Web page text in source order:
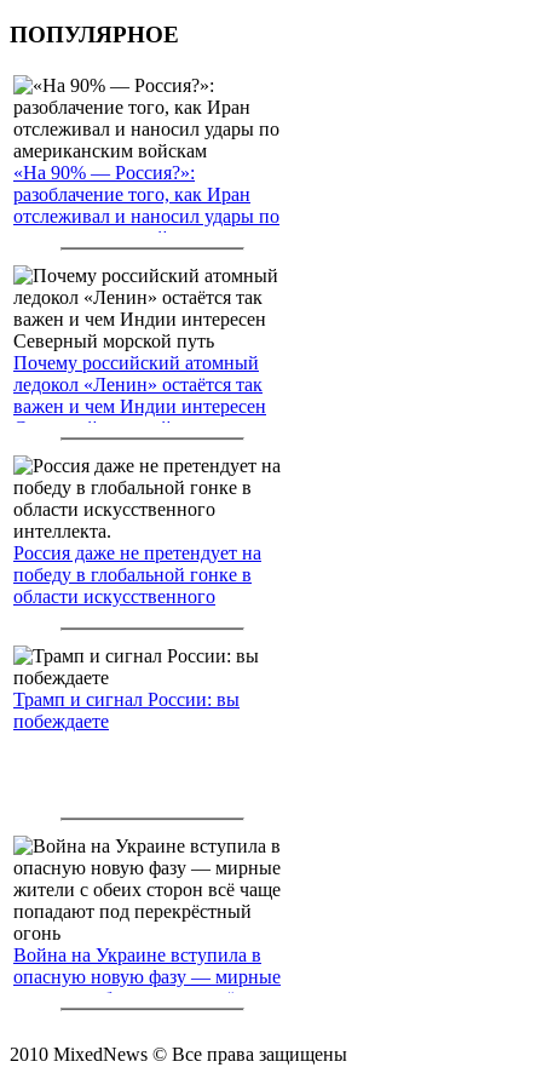
ПОПУЛЯРНОЕ
«На 90% — Россия?»:
разоблачение того, как Иран
отслеживал и наносил удары по
американским войскам
Почему российский атомный
ледокол «Ленин» остаётся так
важен и чем Индии интересен
Северный морской путь
Россия даже не претендует на
победу в глобальной гонке в
области искусственного
Трамп и сигнал России: вы
побеждаете
Война на Украине вступила в
опасную новую фазу — мирные
жители с обеих сторон всё чаще
2010 MixedNews © Все права защищены